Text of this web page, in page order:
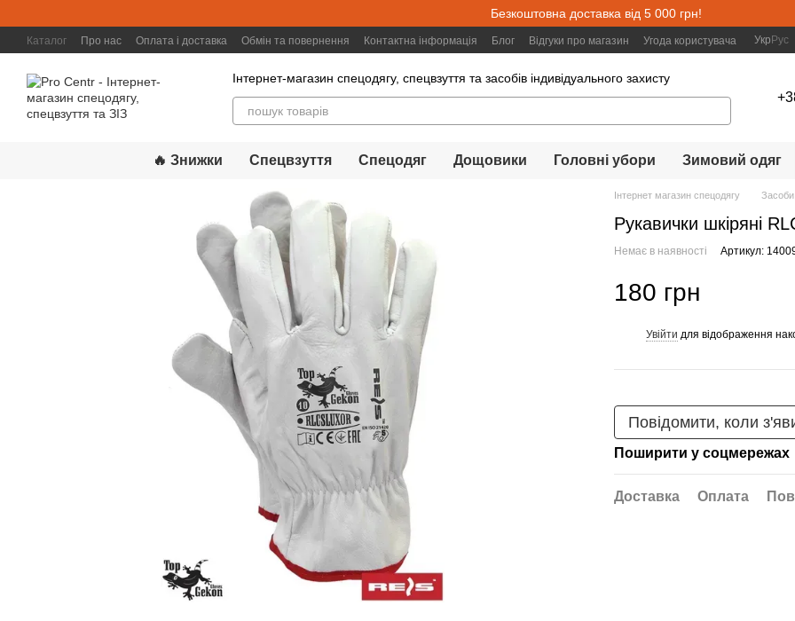
Безкоштовна доставка від 5 000 грн!
Каталог Про нас Оплата і доставка Обмін та повернення Контактна інформація Блог Відгуки про магазин Угода користувача Укр Рус
Інтернет-магазин спецодягу, спецвзуття та засобів індивідуального захисту
🔥 Знижки Спецвзуття Спецодяг Дощовики Головні убори Зимовий одяг
Інтернет магазин спецодягу Засоби
Рукавички шкіряні
Немає в наявності Артикул:
180 грн
Увійти для відображення
Повідомити, коли
Поширити у соцмережах
Доставка Оплата